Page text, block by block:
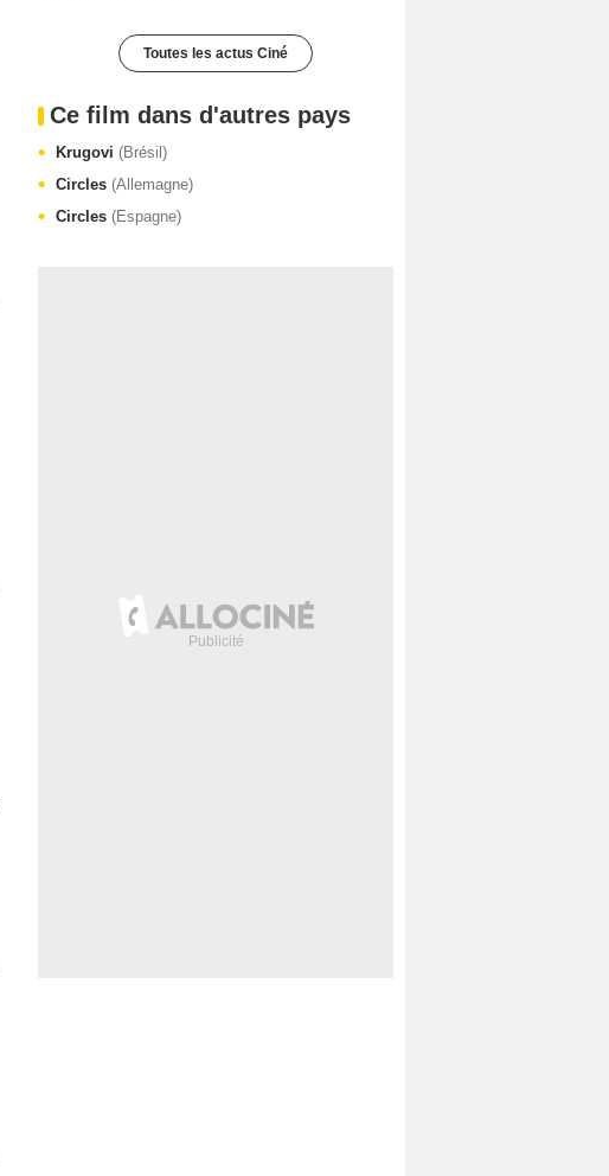
Toutes les actus Ciné
Ce film dans d'autres pays
Krugovi (Brésil)
Circles (Allemagne)
Circles (Espagne)